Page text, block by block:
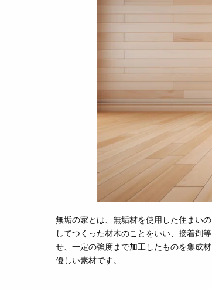
無垢の家とは、無垢材を使用した住まい
してつくった材木のことをいい、接着剤
せ、一定の強度まで加工したものを集成
優しい素材です。